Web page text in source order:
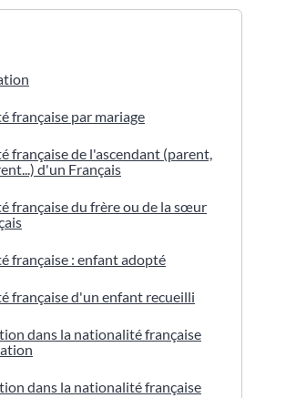
française par mariage
française de l'ascendant (parent,
d'un Français
française du frère ou de la sœur
française : enfant adopté
française d'un enfant recueilli
dans la nationalité française
dans la nationalité française